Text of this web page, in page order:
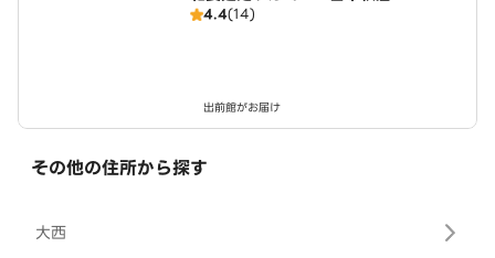
4.4(14)
出前館がお届け
その他の住所から探す
大西